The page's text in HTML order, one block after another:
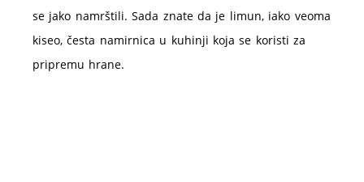
se jako namrštili. Sada znate da je limun, iako veoma
kiseo, česta namirnica u kuhinji koja se koristi za
pripremu hrane.